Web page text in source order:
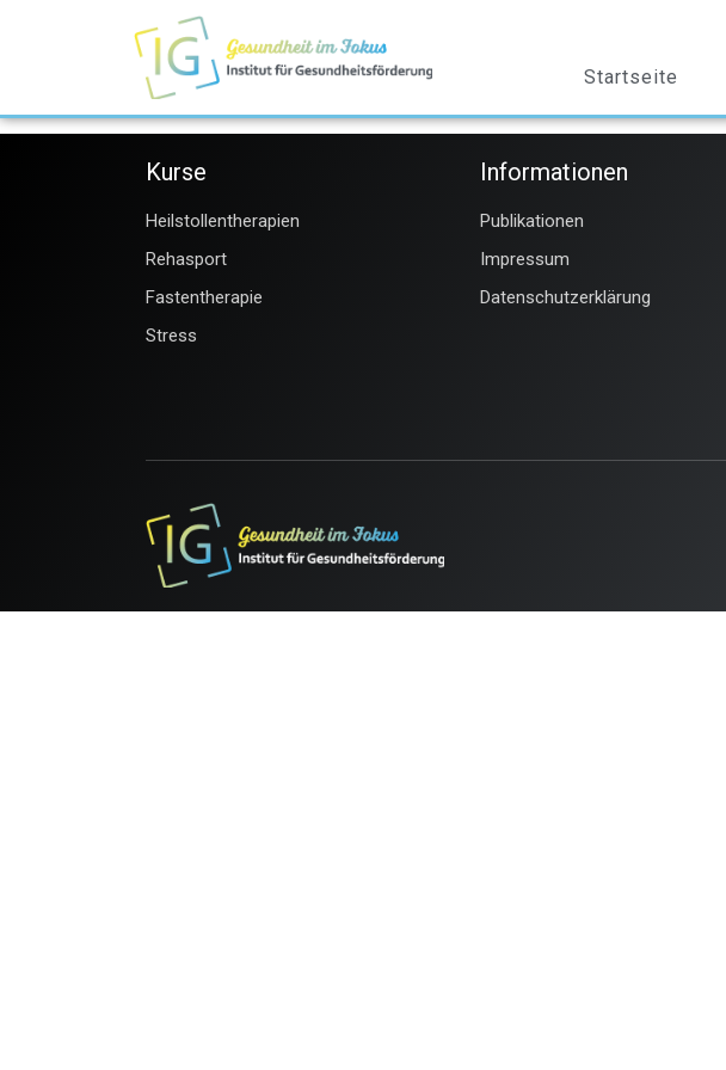
Startseite
Kurse
Heilstollentherapien
Rehasport
Fastentherapie
Stress
Informationen
Publikationen
Impressum
Datenschutzerklärung